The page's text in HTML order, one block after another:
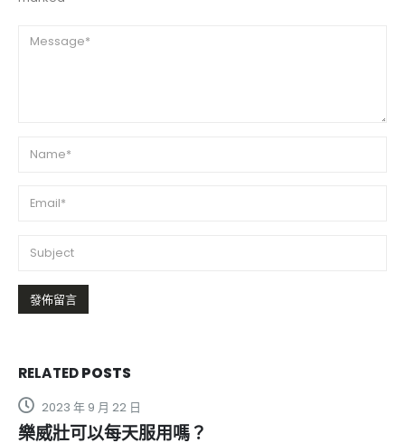
RELATEDPOSTS
2023 年 9 月 22 日
樂威壯可以每天服用嗎？